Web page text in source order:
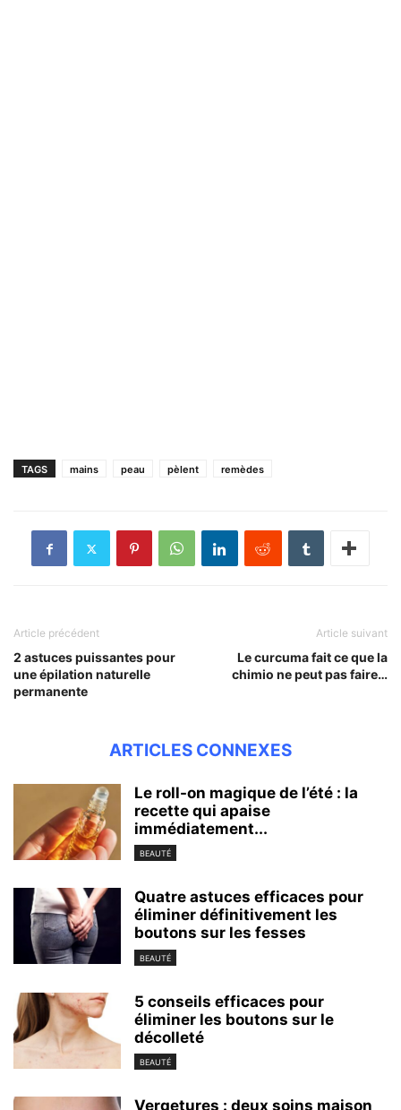
TAGS mains peau pèlent remèdes
Article précédent
2 astuces puissantes pour
une épilation naturelle
permanente
Article suivant
Le curcuma fait ce que la
chimio ne peut pas faire…
ARTICLES CONNEXES
Le roll-on magique de l’été : la
recette qui apaise
immédiatement...
BEAUTÉ
Quatre astuces efficaces pour
éliminer définitivement les
boutons sur les fesses
BEAUTÉ
5 conseils efficaces pour
éliminer les boutons sur le
décolleté
BEAUTÉ
Vergetures : deux soins maison